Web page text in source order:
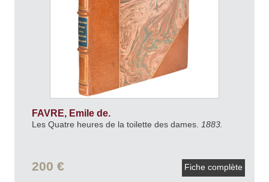
FAVRE, Emile de.
Les Quatre heures de la toilette des dames. 1883.
200 € Fiche complète